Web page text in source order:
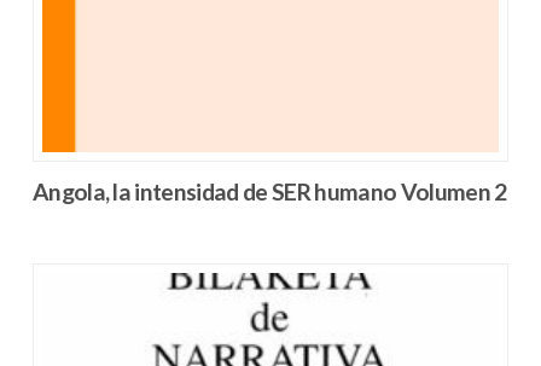
Angola, la intensidad de SER humano Volumen 2